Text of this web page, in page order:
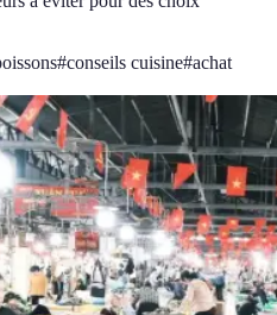
#conseils cuisine#achat